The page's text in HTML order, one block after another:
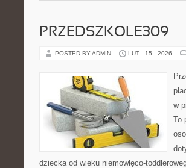
PRZEDSZKOLE309
POSTED BY ADMIN LUT - 15 - 2026
w
To
dziecka od wieku niemowlęco-